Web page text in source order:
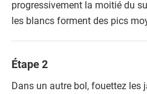
progressivement la moitié du
les blancs forment des pics
Étape 2
Dans un autre bol, fouettez